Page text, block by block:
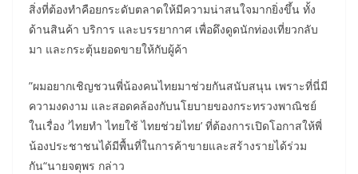
สิ่งที่ต้องทำคือยกระดับตลาดให้มีความน่าสนใจมากยิ่งขึ้น ทั้ง
ด้านสินค้า บริการ และบรรยากาศ เพื่อดึงดูดนักท่องเที่ยวกลับ
มา และกระตุ้นยอดขายให้กับผู้ค้า
”ผมอยากเชิญชวนพี่น้องคนไทยมาช่วยกันสนับสนุน เพราะที่นี่มี
ความงดงาม และสอดคล้องกับนโยบายของกระทรวงพาณิชย์
ในเรื่อง ‘ไทยทำ ไทยใช้ ไทยช่วยไทย’ ที่ต้องการเปิดโอกาสให้พี่
น้องประชาชนได้มีพื้นที่ในการค้าขายและสร้างรายได้ร่วม
กัน“นายจตุพร กล่าว